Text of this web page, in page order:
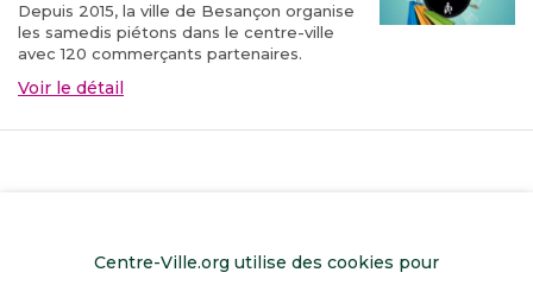
Depuis 2015, la ville de Besançon organise
les samedis piétons dans le centre-ville
avec 120 commerçants partenaires.
Voir le détail
Centre-Ville.org utilise des cookies pour